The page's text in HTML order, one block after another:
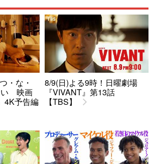
・な・
い 映画
4K予告編
8/9(日)よる9時！日曜劇場
『VIVANT』第13話
【TBS】